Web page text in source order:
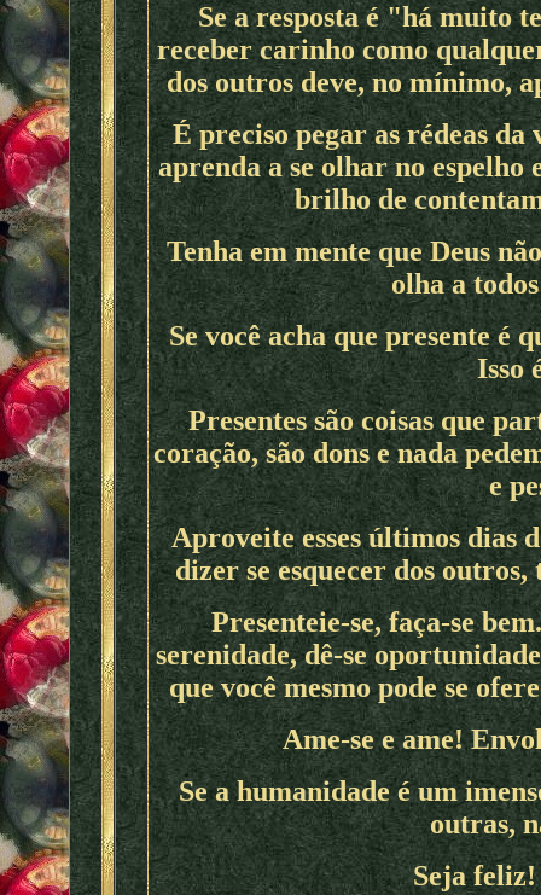
Se a resposta é "há muito
receber carinho como
dos outros deve, no mínimo,
É preciso pegar as rédeas
aprenda a se olhar no espelho
brilho de
Tenha em mente que Deus
olha a
Se você acha que presente é
Isso
Presentes são coisas que
coração, são dons e nada
e
Aproveite esses últimos dias
dizer se esquecer dos outros,
Presenteie-se, faça-se
serenidade, dê-se
que você mesmo pode se
Ame-se e ame!
Se a humanidade é um
outras,
Seja